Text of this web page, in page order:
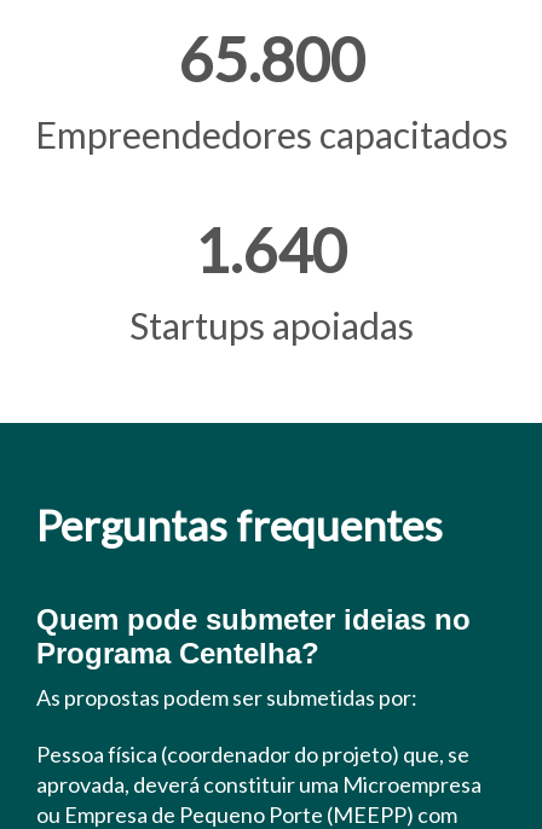
65.800
Empreendedores capacitados
1.640
Startups apoiadas
Perguntas frequentes
Quem pode submeter ideias no
Programa Centelha?
As propostas podem ser submetidas por:
Pessoa física (coordenador do projeto) que, se
aprovada, deverá constituir uma Microempresa
ou Empresa de Pequeno Porte (MEEPP) com